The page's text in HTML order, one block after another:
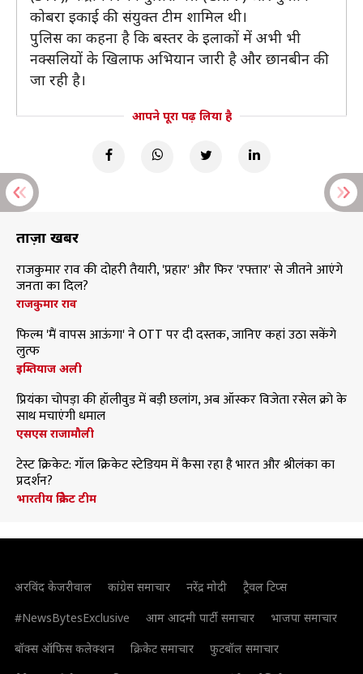
कोबरा इकाई की संयुक्त टीम शामिल थी।
पुलिस का कहना है कि बस्तर के इलाकों में अभी भी
नक्सलियों के खिलाफ अभियान जारी है और छानबीन की
जा रही है।
आपने पूरा पढ़ लिया है
ताज़ा खबरें
राजकुमार राव की दोहरी तैयारी, 'प्रहार' और फिर 'रफ्तार' से जीतने आएंगे
जनता का दिल?
राजकुमार राव
फिल्म 'मैं वापस आऊंगा' ने OTT पर दी दस्तक, जानिए कहां उठा सकेंगे
लुत्फ
इम्तियाज अली
प्रियंका चोपड़ा की हॉलीवुड में बड़ी छलांग, अब ऑस्कर विजेता रसेल क्रो के
साथ मचाएंगी धमाल
एसएस राजामौली
टेस्ट क्रिकेट: गॉल क्रिकेट स्टेडियम में कैसा रहा है भारत और श्रीलंका का
प्रदर्शन?
भारतीय क्रिकेट टीम
अरविंद केजरीवाल कांग्रेस समाचार नरेंद्र मोदी
ट्रैवल टिप्स
#NewsBytesExclusive
आम आदमी पार्टी समाचार
भाजपा समाचार
बॉक्स ऑफिस कलेक्शन
क्रिकेट समाचार
फुटबॉल समाचार